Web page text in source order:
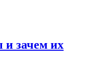
и зачем их